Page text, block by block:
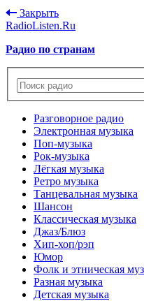
Закрыть
RadioListen.Ru
Радио по странам
Разговорное радио
Электронная музыка
Поп-музыка
Рок-музыка
Лёгкая музыка
Ретро музыка
Танцевальная музыка
Шансон
Классическая музыка
Джаз/Блюз
Хип-хоп/рэп
Юмор
Фолк и этническая
Разная музыка
Детская музыка